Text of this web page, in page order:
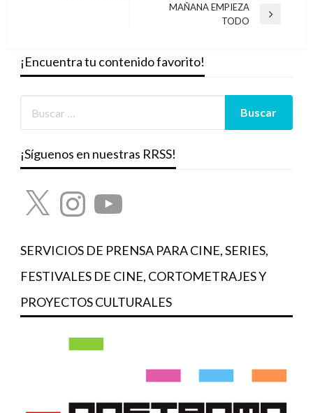
MAÑANA EMPIEZA
TODO
¡Encuentra tu contenido favorito!
¡Síguenos en nuestras RRSS!
X InstagramYouTube
SERVICIOS DE PRENSA PARA CINE, SERIES,
FESTIVALES DE CINE, CORTOMETRAJES Y
PROYECTOS CULTURALES